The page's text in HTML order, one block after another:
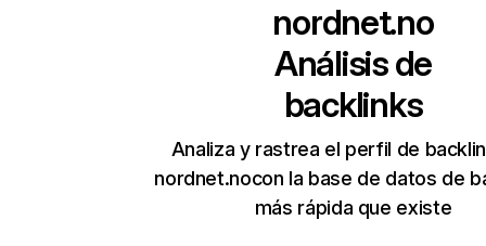
nordnet.no
Análisis de
backlinks
Analiza y rastrea el perfil de
nordnet.nocon la base de datos de
más rápida que existe